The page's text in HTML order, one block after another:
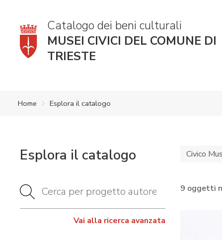
Catalogo dei beni culturali
MUSEI CIVICI DEL COMUNE DI
TRIESTE
Home Esplora il catalogo
Esplora il catalogo
Vai alla ricerca avanzata
Civico
9 oggetti